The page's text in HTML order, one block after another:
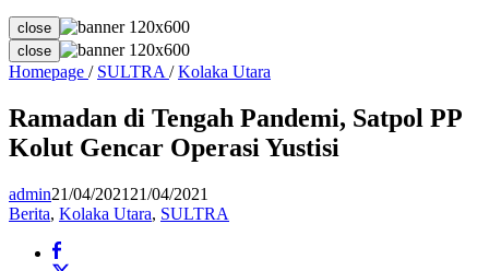
close
close
Homepage / SULTRA / Kolaka Utara
Tengah
Pandemi,
Satpol
Ramadan di Tengah Pandemi, Satpol PP
Kolut Gencar Operasi Yustisi
admin21/04/2021 21/04/2021
Berita, Kolaka Utara, SULTRA